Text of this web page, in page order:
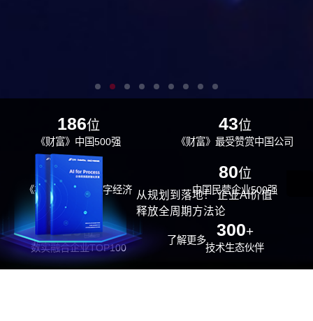
186位
《财富》中国500强
43位
《财富》最受赞赏中国公司
29位
《福布斯》中国数字经济
100强
80位
中国民营企业500强
26位
数实融合企业TOP100
300+
技术生态伙伴
从规划到落地！ 企业AI价值
释放全周期方法论
了解更多